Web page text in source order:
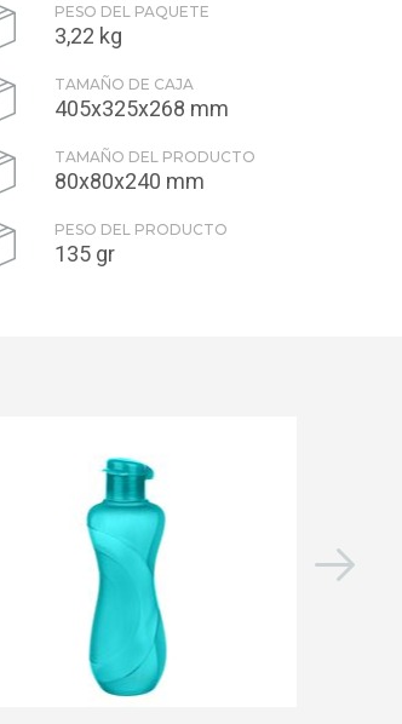
PESO DEL PAQUETE
3,22 kg
TAMAÑO DE CAJA
405x325x268 mm
TAMAÑO DEL PRODUCTO
80x80x240 mm
PESO DEL PRODUCTO
135 gr